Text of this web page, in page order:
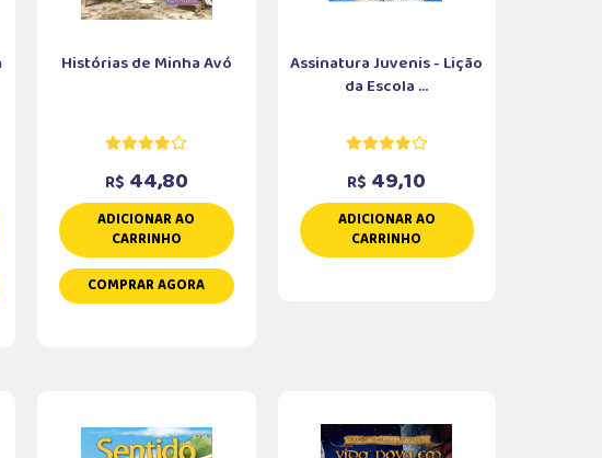
Histórias de Minha Avó
R$ 44,80
ADICIONAR AO
CARRINHO
COMPRAR AGORA
Assinatura Juvenis - Lição
da Escola ...
R$ 49,10
ADICIONAR AO
CARRINHO